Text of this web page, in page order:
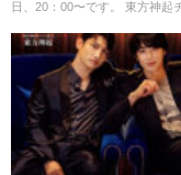
日、20：00〜です。 東方神起チ